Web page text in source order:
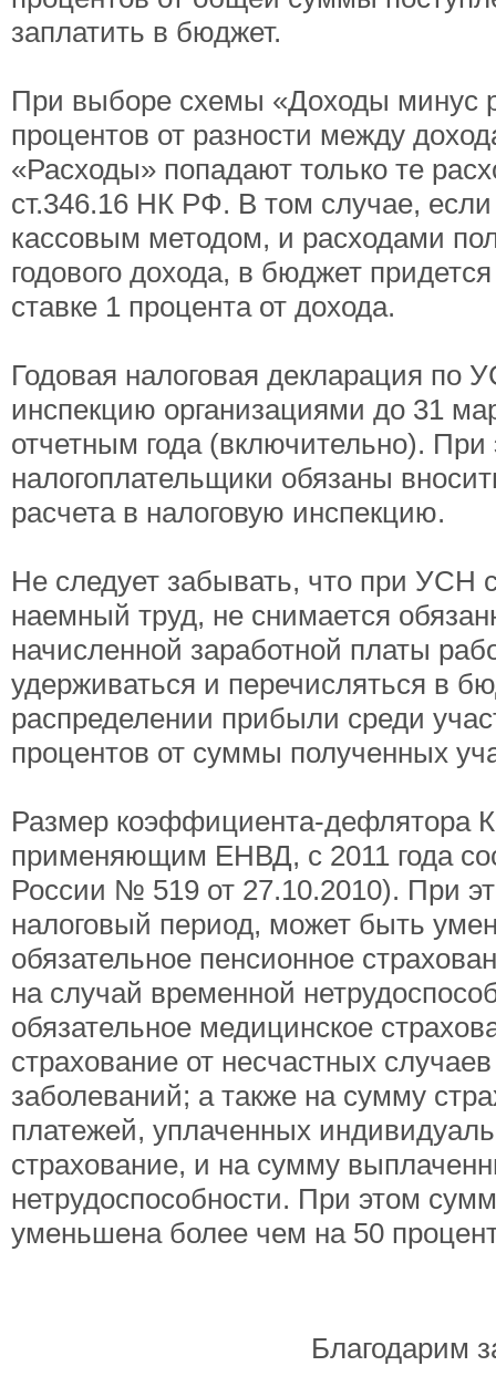
заплатить в бюджет.
При выборе схемы «Доходы минус
процентов от разности между
«Расходы» попадают только те
ст.346.16 НК РФ. В том случае,
кассовым методом, и расходами
годового дохода, в бюджет
ставке 1 процента от дохода.
Годовая налоговая декларация по
инспекцию организациями до 31
отчетным года (включительно). При
налогоплательщики обязаны
расчета в налоговую инспекцию.
Не следует забывать, что при
наемный труд, не снимается
начисленной заработной платы
удерживаться и перечисляться в
распределении прибыли среди
процентов от суммы полученных
Размер коэффициента-дефлятора
применяющим ЕНВД, с 2011 года
России № 519 от 27.10.2010). При
налоговый период, может быть
обязательное пенсионное
на случай временной
обязательное медицинское
страхование от несчастных
заболеваний; а также на сумму
платежей, уплаченных
страхование, и на сумму
нетрудоспособности. При этом
уменьшена более чем на 50
Благодарим